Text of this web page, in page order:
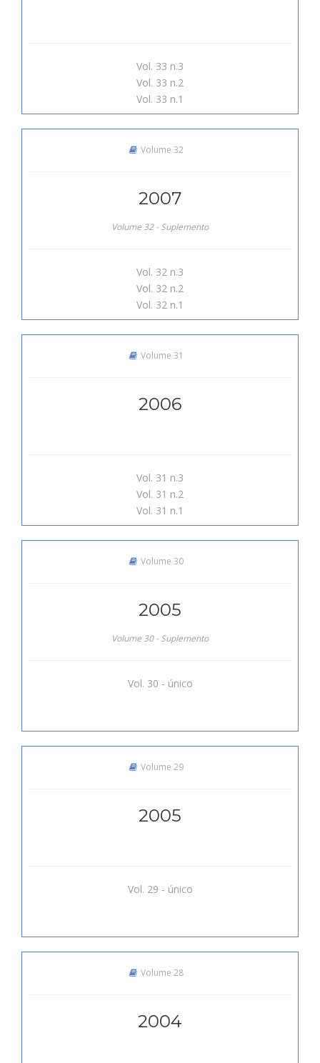
Vol. 33 n.3
Vol. 33 n.2
Vol. 33 n.1
Volume 32
2007
Volume 32 - Suplemento
Vol. 32 n.3
Vol. 32 n.2
Vol. 32 n.1
Volume 31
2006
Vol. 31 n.3
Vol. 31 n.2
Vol. 31 n.1
Volume 30
2005
Volume 30 - Suplemento
Vol. 30 - único
Volume 29
2005
Vol. 29 - único
Volume 28
2004